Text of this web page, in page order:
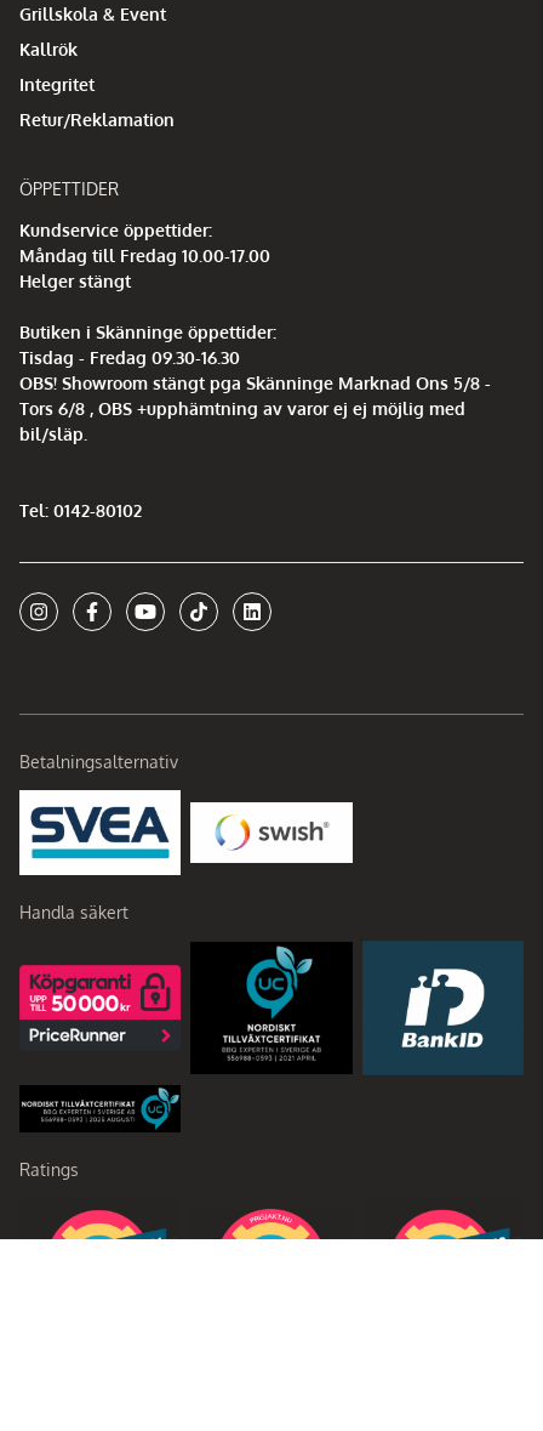
Grillskola & Event
Kallrök
Integritet
Retur/Reklamation
ÖPPETTIDER
Kundservice öppettider:
Måndag till Fredag 10.00-17.00
Helger stängt
Butiken i Skänninge öppettider:
Tisdag - Fredag 09.30-16.30
OBS! Showroom stängt pga Skänninge Marknad Ons 5/8 -
Tors 6/8 , OBS +upphämtning av varor ej ej möjlig med
bil/släp.
Tel: 0142-80102
Betalningsalternativ
Handla säkert
Ratings